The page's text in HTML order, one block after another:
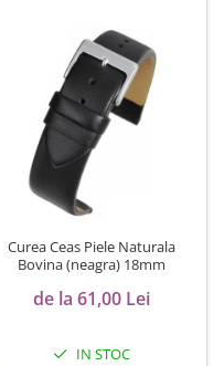
Curea Ceas Piele Naturala
Bovina (neagra) 18mm
de la 61,00 Lei
IN STOC